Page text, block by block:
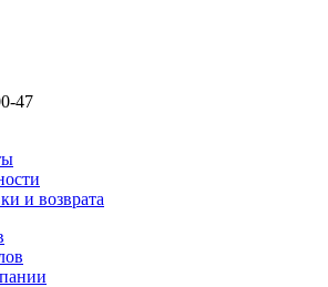
47
и возврата